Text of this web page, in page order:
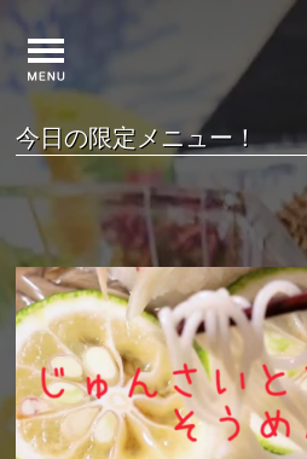
今日の限定メニュー！